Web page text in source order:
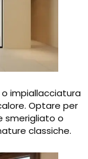
o impiallacciatura
Optare per
smerigliato o
classiche.